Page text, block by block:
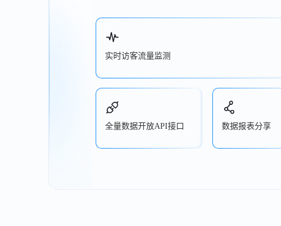
实时访客流量监测
全量数据开放API接口 数据报表分享